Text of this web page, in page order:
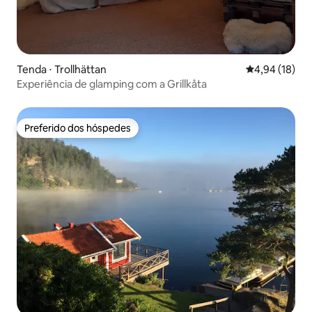
Tenda ⋅ Trollhättan 4,94 de uma
4,94 (18)
Experiência de glamping com a Grillkåta
Preferido dos hóspedes
Preferido dos hóspedes